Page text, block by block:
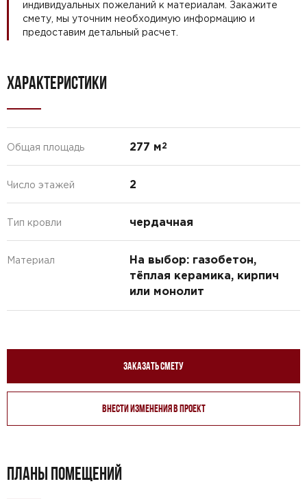
индивидуальных пожеланий к материалам. Закажите
смету, мы уточним необходимую информацию и
предоставим детальный расчет.
ХАРАКТЕРИСТИКИ
Общая площадь 277 м2
Число этажей 2
Тип кровли чердачная
Материал
На выбор: газобетон,
тёплая керамика, кирпич
или монолит
Заказать смету
Внести изменения в проект
ПЛАНЫ ПОМЕЩЕНИЙ